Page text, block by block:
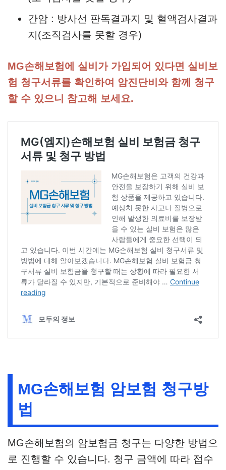
간암 : 방사선 판독결과지 및 혈액검사결과
지(조직검사를 못할 경우)
MG손해보험에 실비가 가입되어 있다면 실비보
험 청구서류를 확인하여 암진단비와 함께 청구
할 수 있으니 참고해 보세요.
MG손해보험 암보험 청구방
법
MG손해보험의 암보험금 청구는 다양한 방법으
로 진행할 수 있습니다. 청구 금액에 따라 접수